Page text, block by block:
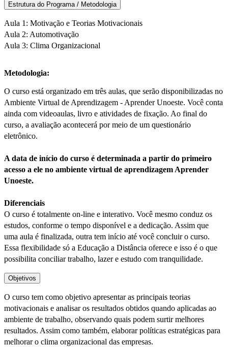
Estrutura do Programa / Metodologia
Aula 1: Motivação e Teorias Motivacionais
Aula 2: Automotivação
Aula 3: Clima Organizacional
Metodologia:
O curso está organizado em três aulas, que serão disponibilizadas no
Ambiente Virtual de Aprendizagem - Aprender Unoeste. Você conta
ainda com videoaulas, livro e atividades de fixação. Ao final do
curso, a avaliação acontecerá por meio de um questionário
eletrônico.
A data de início do curso é determinada a partir do primeiro
acesso a ele no ambiente virtual de aprendizagem Aprender
Unoeste.
Diferenciais
O curso é totalmente on-line e interativo. Você mesmo conduz os
estudos, conforme o tempo disponível e a dedicação. Assim que
uma aula é finalizada, outra tem início até você concluir o curso.
Essa flexibilidade só a Educação a Distância oferece e isso é o que
possibilita conciliar trabalho, lazer e estudo com tranquilidade.
Objetivos
O curso tem como objetivo apresentar as principais teorias
motivacionais e analisar os resultados obtidos quando aplicadas ao
ambiente de trabalho, observando quais podem surtir melhores
resultados. Assim como também, elaborar políticas estratégicas para
melhorar o clima organizacional das empresas.